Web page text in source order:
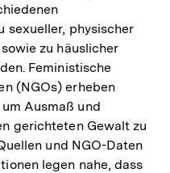
sexueller, physischer
zu häuslicher
Feministische
(NGOs) erheben
Ausmaß und
gerichteten Gewalt zu
und NGO-Daten
legen nahe, dass